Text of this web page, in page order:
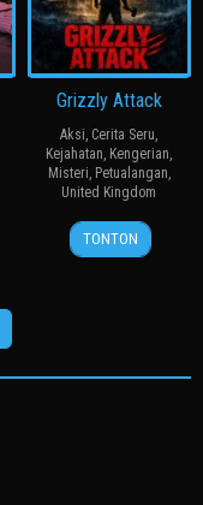
Grizzly Attack
Aksi, Cerita Seru,
Kejahatan, Kengerian,
Misteri, Petualangan,
United Kingdom
15
May
Peter
Borak
TONTON